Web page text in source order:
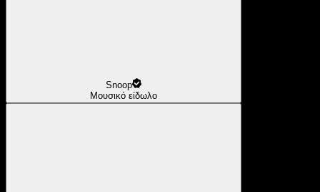
Snoop
Μουσικό είδωλο